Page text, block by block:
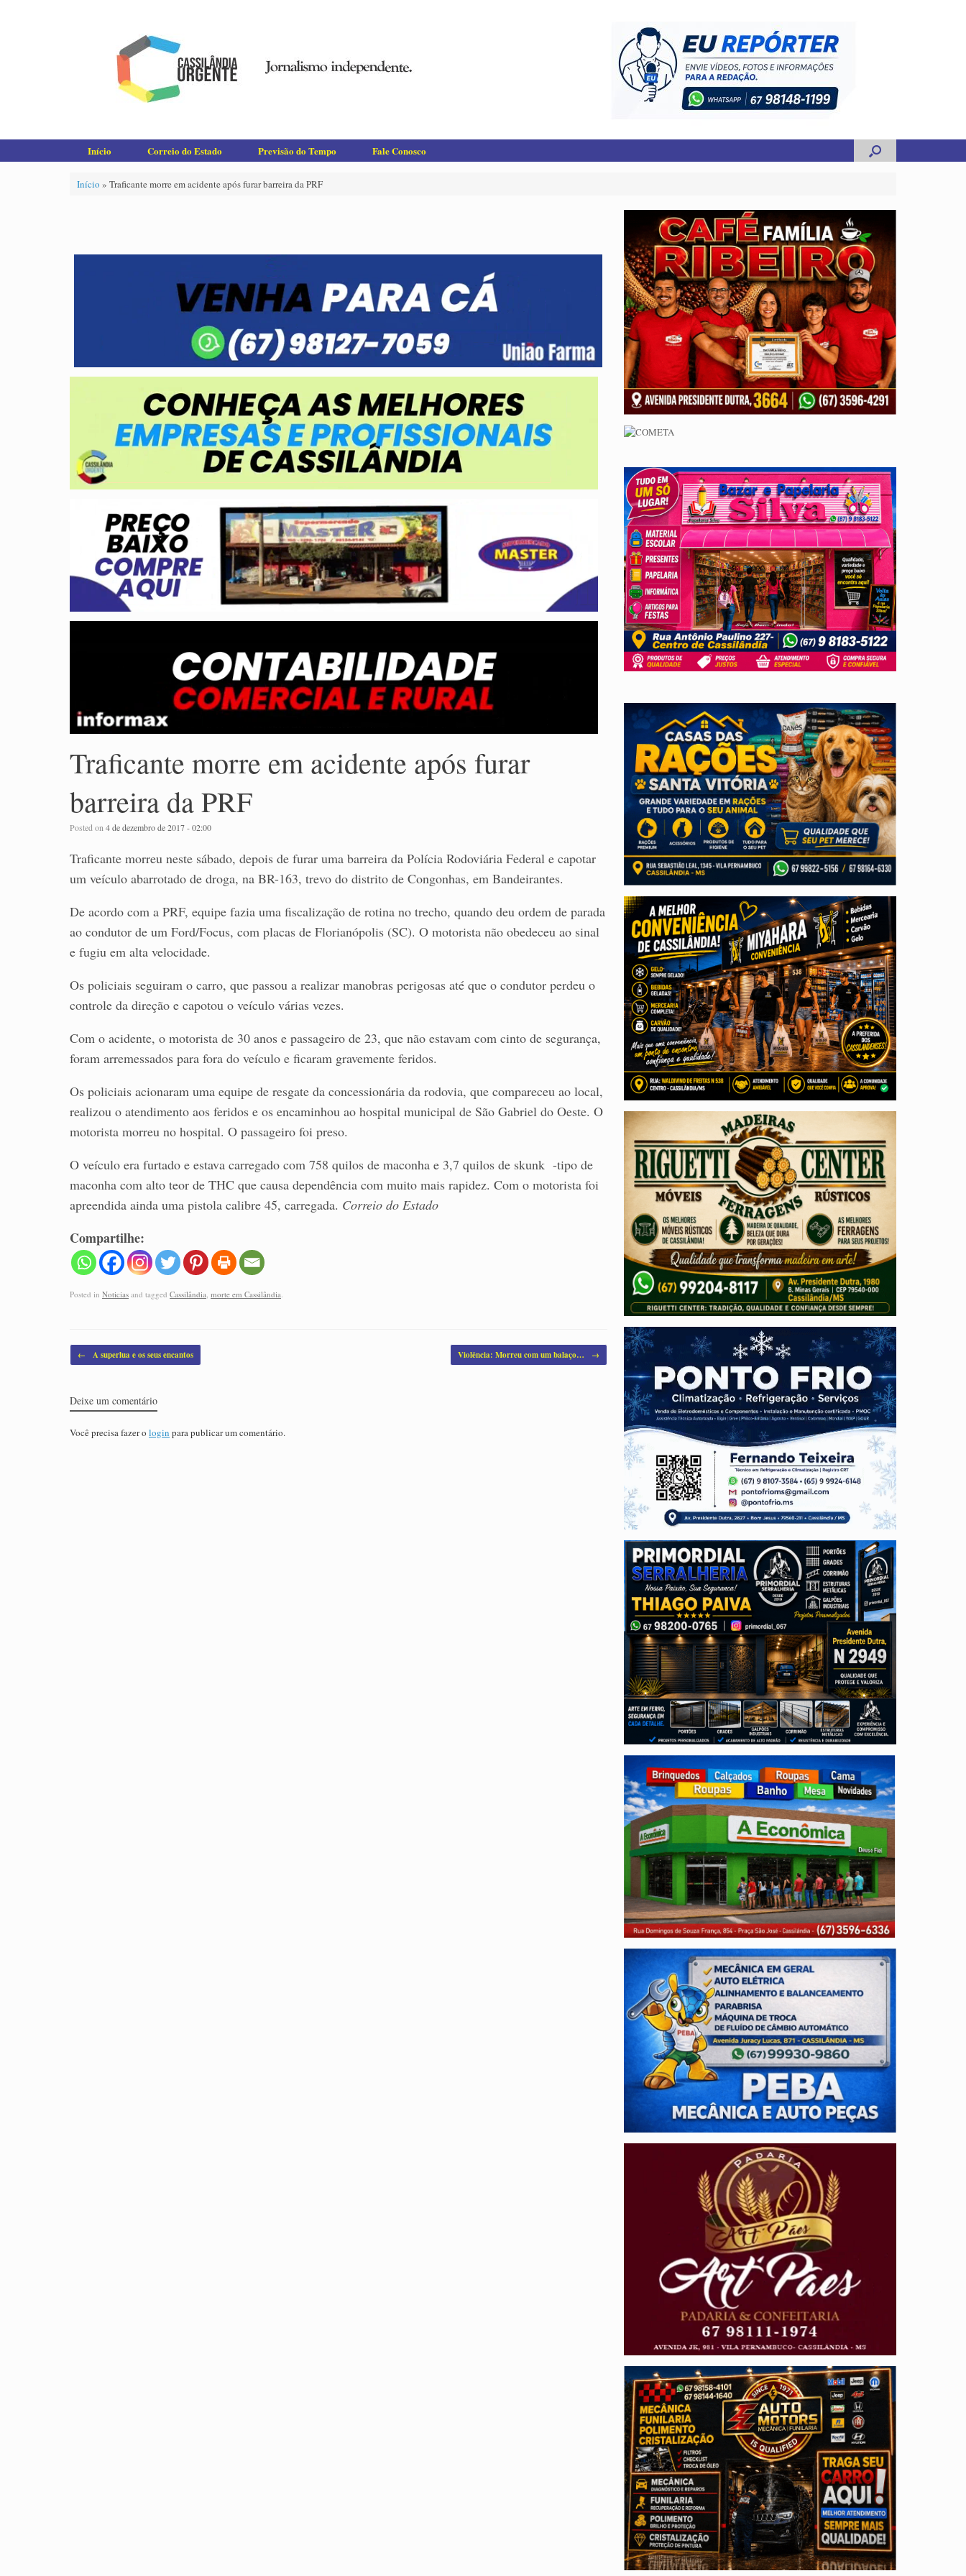
Início Correio do Estado Previsão do Tempo Fale Conosco
Início » Traficante morre em acidente após furar barreira da PRF
Traficante morre em acidente após furar
barreira da PRF
Posted on4 de dezembro de 2017 - 02:00
Traficante morreu neste sábado, depois de furar uma barreira da Polícia Rodoviária Federal e capotar
um veículo abarrotado de droga, na BR-163, trevo do distrito de Congonhas, em Bandeirantes.
De acordo com a PRF, equipe fazia uma fiscalização de rotina no trecho, quando deu ordem de parada
ao condutor de um Ford/Focus, com placas de Florianópolis (SC). O motorista não obedeceu ao sinal
e fugiu em alta velocidade.
Os policiais seguiram o carro, que passou a realizar manobras perigosas até que o condutor perdeu o
controle da direção e capotou o veículo várias vezes.
Com o acidente, o motorista de 30 anos e passageiro de 23, que não estavam com cinto de segurança,
foram arremessados para fora do veículo e ficaram gravemente feridos.
Os policiais acionaram uma equipe de resgate da concessionária da rodovia, que compareceu ao local,
realizou o atendimento aos feridos e os encaminhou ao hospital municipal de São Gabriel do Oeste. O
motorista morreu no hospital. O passageiro foi preso.
O veículo era furtado e estava carregado com 758 quilos de maconha e 3,7 quilos de skunk -tipo de
maconha com alto teor de THC que causa dependência com muito mais rapidez. Com o motorista foi
apreendida ainda uma pistola calibre 45, carregada. Correio do Estado
Compartilhe:
Posted in Noticias and tagged Cassilândia morte em Cassilândia
Post navigation
← A superlua e os seus encantos Violência: Morreu com um balaço… →
Deixe um comentário
Você precisa fazer o login para publicar um comentário.